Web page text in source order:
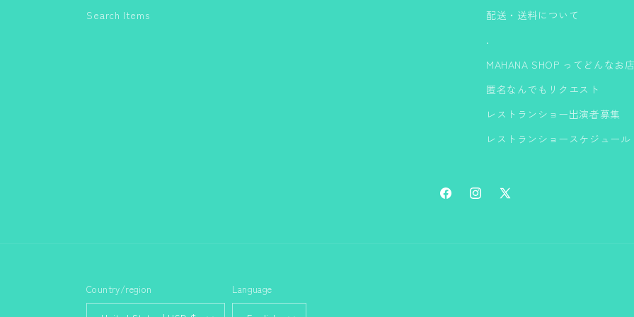
Search Items
配送・送料について
.
MAHANA SHOP ってどんなお
匿名なんでもリクエスト
レストランショー出演者募集
レストランショースケジュール
FacebookInstagram
X
Country/region Language